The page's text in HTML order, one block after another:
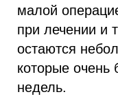
малой
при лечении и
остаются
которые очень
недель.